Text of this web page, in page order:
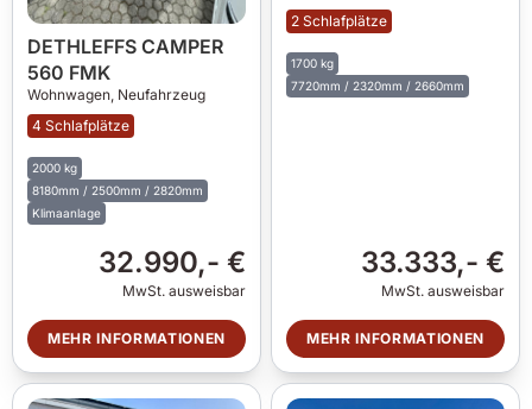
DETHLEFFS CAMPER
560 FMK
Wohnwagen, Neufahrzeug
4 Schlafplätze
2000 kg
8180mm / 2500mm / 2820mm
Klimaanlage
32.990,- €
MwSt. ausweisbar
MEHR INFORMATIONEN
2 Schlafplätze
1700 kg
7720mm / 2320mm / 2660mm
33.333,- €
MwSt. ausweisbar
MEHR INFORMATIONEN